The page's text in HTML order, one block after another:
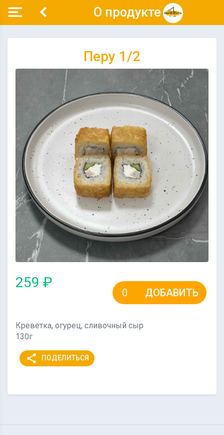
О продукте
Перу 1/2
259 ₽
ДОБАВИТЬ
Креветка, огурец, сливочный сыр
130г
share ПОДЕЛИТЬСЯ